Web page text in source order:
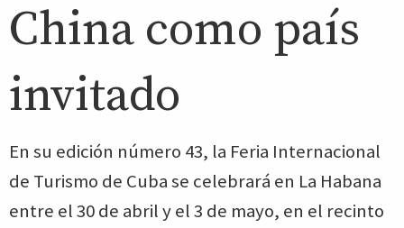
China como país
invitado
En su edición número 43, la Feria Internacional
de Turismo de Cuba se celebrará en La Habana
entre el 30 de abril y el 3 de mayo, en el recinto